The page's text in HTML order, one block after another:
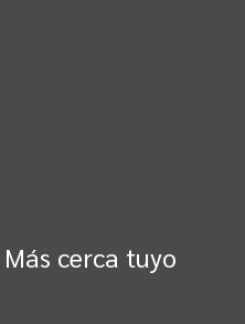
Más cerca tuyo